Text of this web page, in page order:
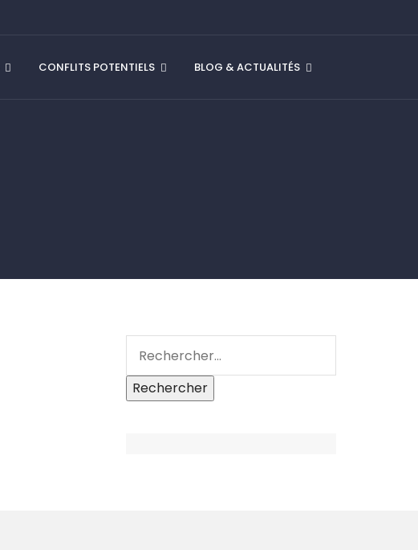
CONFLITS POTENTIELS BLOG & ACTUALITÉS